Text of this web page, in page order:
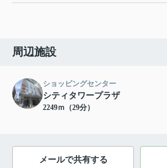
周辺施設
ショッピングセンター
シティタワープラザ
2249ｍ（29分）
メールで共有する